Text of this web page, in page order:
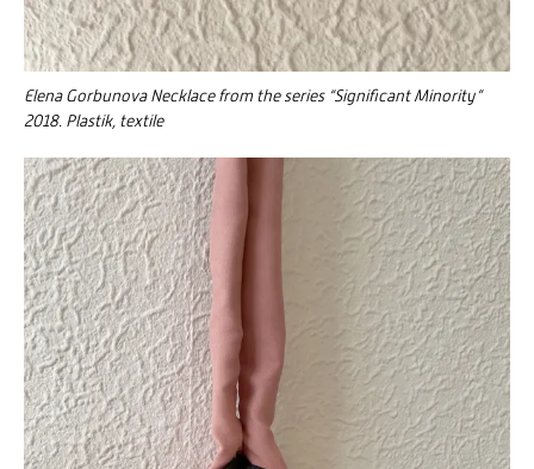
Elena Gorbunova Necklace from the series “Significant Minority”
2018. Plastik, textile